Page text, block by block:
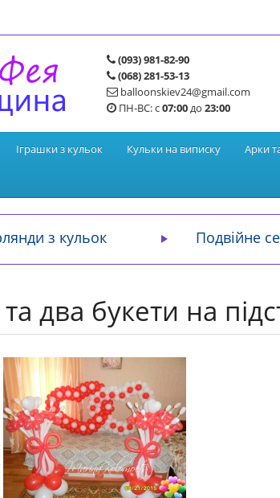
(093) 981-82-90
(068) 281-53-13
balloonskiev24@gmail.com
ПН-ВС: с07:00до 23:00
Іграшки з кульок Кульки на виписку Арки
з кульок Подвійне
два букети на